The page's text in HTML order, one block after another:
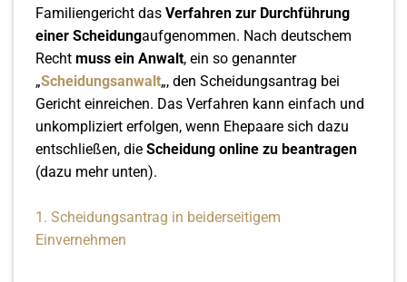
Familiengericht das Verfahren zur Durchführung
einer Scheidungaufgenommen. Nach deutschem
Recht muss ein Anwalt, ein so genannter
„Scheidungsanwalt„, den Scheidungsantrag bei
Gericht einreichen. Das Verfahren kann einfach und
unkompliziert erfolgen, wenn Ehepaare sich dazu
entschließen, die Scheidung online zu beantragen
(dazu mehr unten).
1. Scheidungsantrag in beiderseitigem
Einvernehmen